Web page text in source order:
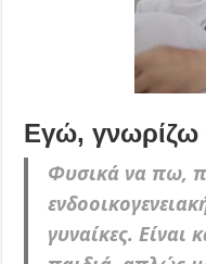
Εγώ, γνωρίζω
Φυσικά να πω,
γυναίκες. Είναι